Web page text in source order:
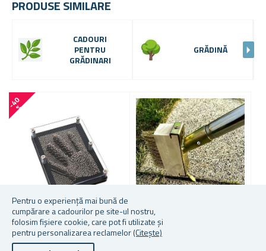
Pentru o experiență mai bună de
cumpărare a cadourilor pe site-ul nostru,
folosim fișiere cookie, care pot fi utilizate și
pentru personalizarea reclamelor(Citește)
PRODUSE SIMILARE
CADOURI
PENTRU
GRĂDINARI
GRĂDINĂ
-
4
0
%
TABLĂ CU PINI - AMPRENTE
DIN OȚEL
PERIE DE SÂRMĂ PENTRU
CURĂȚAREA ROSTURILOR